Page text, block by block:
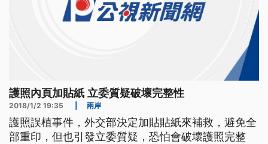
護照內頁加貼紙 立委質疑破壞完整性
2018/1/2 19:35 兩岸
護照誤植事件，外交部決定加貼貼紙來補救，避免全
部重印，但也引發立委質疑，恐怕會破壞護照完整